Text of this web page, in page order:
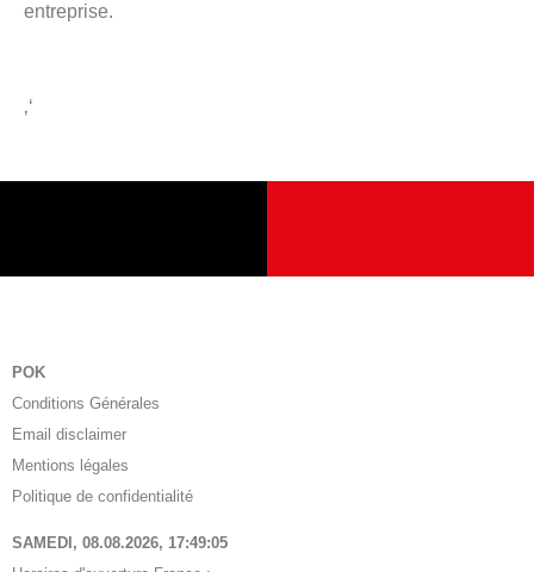
entreprise.
‚‘
POK
Conditions Générales
Email disclaimer
Mentions légales
Politique de confidentialité
SAMEDI, 08.08.2026, 17:49:06